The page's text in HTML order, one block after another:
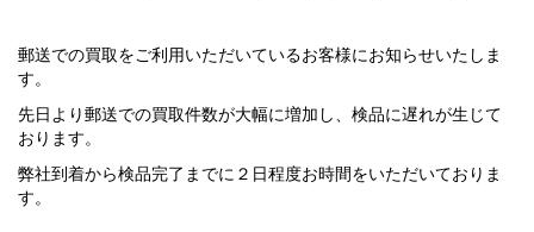
郵送での買取をご利用いただいているお客様にお知らせいたしま
す。
先日より郵送での買取件数が大幅に増加し、検品に遅れが生じて
おります。
弊社到着から検品完了までに２日程度お時間をいただいておりま
す。